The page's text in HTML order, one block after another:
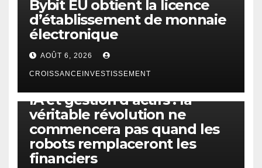
Bybit EU obtient la licence
d’établissement de monnaie
électronique
AOÛT 6, 2026
CROISSANCEINVESTISSEMENT
IA et gestion d’actifs : la
véritable révolution ne
commencera pas quand les
robots remplaceront les
financiers